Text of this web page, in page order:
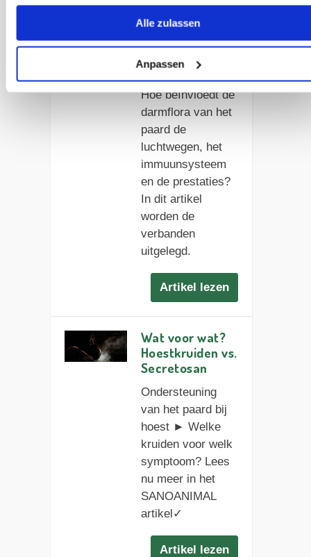
Alle zulassen
Anpassen
anaal mede de
luchtwegen, het
immuunsysteem
en de prestaties
bepaalt
Hoe beïnvloedt de
darmflora van het
paard de
luchtwegen, het
immuunsysteem
en de prestaties?
In dit artikel
worden de
verbanden
uitgelegd.
Artikel lezen
Wat voor wat?
Hoestkruiden vs.
Secretosan
Ondersteuning
van het paard bij
hoest ► Welke
kruiden voor welk
symptoom? Lees
nu meer in het
SANOANIMAL
artikel✓
Artikel lezen